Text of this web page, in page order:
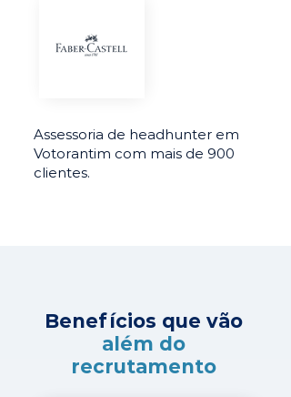
Assessoria de headhunter em
Votorantim com mais de 900
clientes.
Benefícios que vão
além do
recrutamento